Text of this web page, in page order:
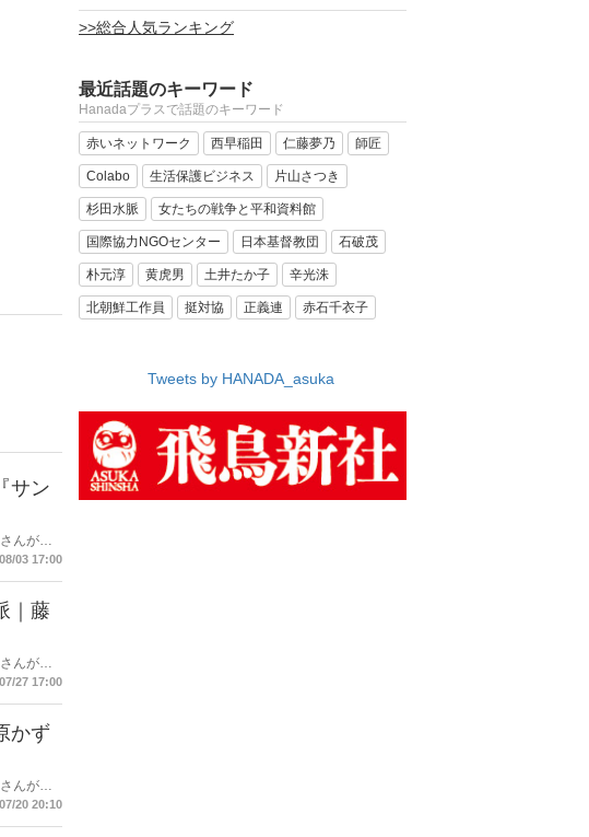
サン
んがデ
03 17:00
｜藤
んがデ
27 17:00
かず
んがデ
20 20:10
>>総合人気ランキング
最近話題のキーワード
Hanadaプラスで話題のキーワード
赤いネットワーク 西早稲田 仁藤夢乃 師匠
Colabo 生活保護ビジネス 片山さつき
杉田水脈 女たちの戦争と平和資料館
国際協力NGOセンター 日本基督教団 石破茂
朴元淳 黄虎男 土井たか子 辛光洙
北朝鮮工作員 挺対協 正義連 赤石千衣子
Tweets by HANADA_asuka